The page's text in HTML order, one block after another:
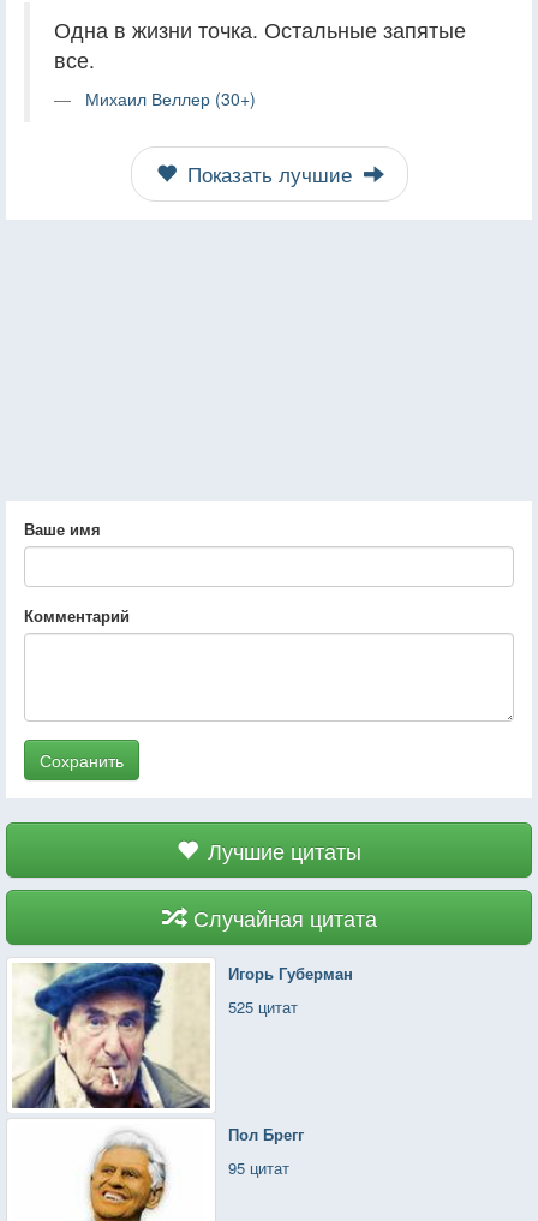
Одна в жизни точка. Остальные запятые
все.
Михаил Веллер (30+)
Показать лучшие
Ваше имя
Комментарий
Сохранить
Лучшие цитаты
Случайная цитата
Игорь Губерман
525 цитат
Пол Брегг
95 цитат